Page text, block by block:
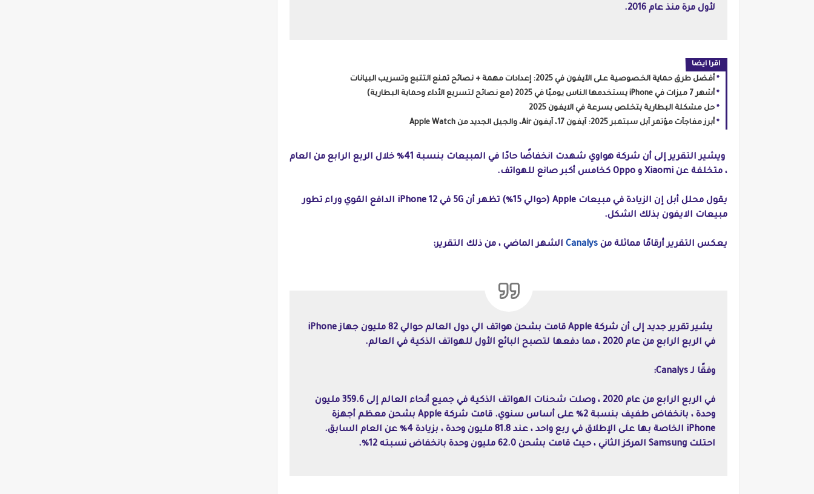
لأول مرة منذ عام 2016.
اقرا ايضا
أفضل طرق حماية الخصوصية على الآيفون في 2025: إعدادات مهمة + نصائح تمنع التتبع وتسريب البيانات
أشهر 7 ميزات في iPhone يستخدمها الناس يوميًا في 2025 (مع نصائح لتسريع الأداء وحماية البطارية)
حل مشكلة البطارية بتخلص بسرعة في الايفون 2025
أبرز مفاجآت مؤتمر آبل سبتمبر 2025: آيفون 17، آيفون Air، والجيل الجديد من Apple Watch
ويشير التقرير إلى أن شركة هواوي شهدت انخفاضًا حادًا في المبيعات بنسبة 41٪ خلال الربع الرابع من العام
، متخلفة عن Xiaomi و Oppo كخامس أكبر صانع للهواتف.
يقول محلل أبل إن الزيادة في مبيعات Apple (حوالي 15٪) تظهر أن 5G في iPhone 12 الدافع القوي وراء تطور
مبيعات الايفون بذلك الشكل.
يعكس التقرير أرقامًا مماثلة من Canalys الشهر الماضي ، من ذلك التقرير:
يشير تقرير جديد إلى أن شركة Apple قامت بشحن هواتف الي دول العالم حوالي 82 مليون جهاز iPhone
في الربع الرابع من عام 2020 ، مما دفعها لتصبح البائع الأول للهواتف الذكية في العالم.
وفقًا لـ Canalys:
في الربع الرابع من عام 2020 ، وصلت شحنات الهواتف الذكية في جميع أنحاء العالم إلى 359.6 مليون
وحدة ، بانخفاض طفيف بنسبة 2٪ على أساس سنوي. قامت شركة Apple بشحن معظم أجهزة
iPhone الخاصة بها على الإطلاق في ربع واحد ، عند 81.8 مليون وحدة ، بزيادة 4٪ عن العام السابق.
احتلت Samsung المركز الثاني ، حيث قامت بشحن 62.0 مليون وحدة بانخفاض نسبته 12٪.